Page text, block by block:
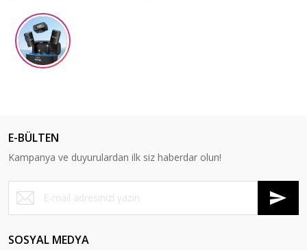
E-BÜLTEN
Kampanya ve duyurulardan ilk siz haberdar olun!
SOSYAL MEDYA